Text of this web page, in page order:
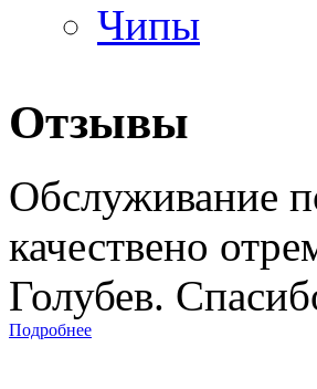
Чипы
Отзывы
Обслуживание
качествено
Голубев.
Подробнее